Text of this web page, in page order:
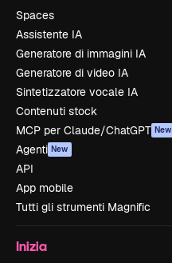
Spaces
Assistente IA
Generatore di immagini IA
Generatore di video IA
Sintetizzatore vocale IA
Contenuti stock
MCP per Claude/ChatGPT New
Agenti New
API
App mobile
Tutti gli strumenti Magnific
Inizia